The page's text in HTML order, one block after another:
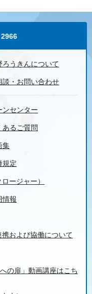
ろうきんについて
談・お問い合わせ
ンセンター
あるご質問
集
規定
ージャー）
情報
および協働について
の扉」動画講座はこち